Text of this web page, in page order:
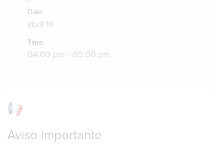
Date:
abril 16
Time:
04:00 pm - 05:00 pm
Aviso importante